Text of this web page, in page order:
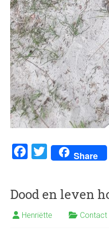
F
b
o
T
wi
er
Share
Dood en leven
Henriëtte Contact